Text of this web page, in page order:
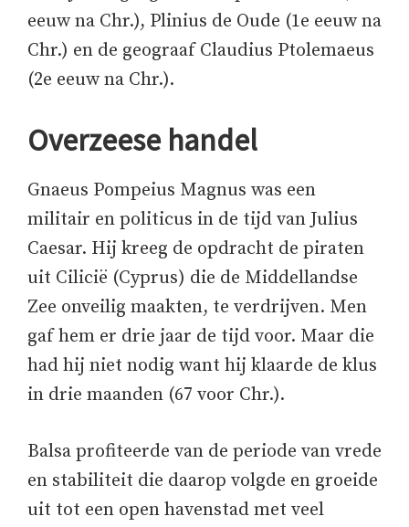
eeuw na Chr.), Plinius de Oude (1e eeuw na
Chr.) en de geograaf Claudius Ptolemaeus
(2e eeuw na Chr.).
Overzeese handel
Gnaeus Pompeius Magnus was een
militair en politicus in de tijd van Julius
Caesar. Hij kreeg de opdracht de piraten
uit Cilicië (Cyprus) die de Middellandse
Zee onveilig maakten, te verdrijven. Men
gaf hem er drie jaar de tijd voor. Maar die
had hij niet nodig want hij klaarde de klus
in drie maanden (67 voor Chr.).
Balsa profiteerde van de periode van vrede
en stabiliteit die daarop volgde en groeide
uit tot een open havenstad met veel